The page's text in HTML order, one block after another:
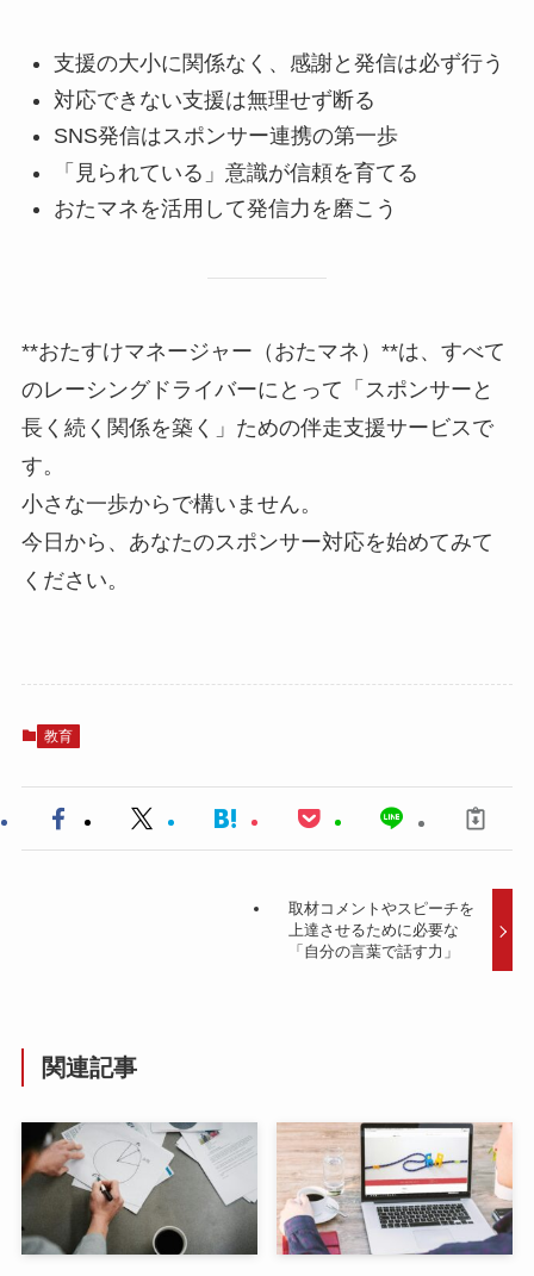
支援の大小に関係なく、感謝と発信は必ず行う
対応できない支援は無理せず断る
SNS発信はスポンサー連携の第一歩
「見られている」意識が信頼を育てる
おたマネを活用して発信力を磨こう
**おたすけマネージャー（おたマネ）**は、すべて
のレーシングドライバーにとって「スポンサーと
長く続く関係を築く」ための伴走支援サービスで
す。
小さな一歩からで構いません。
今日から、あなたのスポンサー対応を始めてみて
ください。
教育
取材コメントやスピーチを
上達させるために必要な
「自分の言葉で話す力」
関連記事